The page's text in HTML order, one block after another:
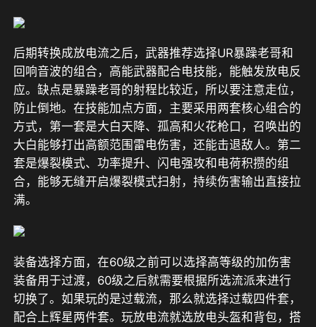
后期转换成放电流之后，武器推荐选择UR暴躁老哥和
回响音波的组合，高能武器配合电技能，能触发放电反
应。缺点是暴躁老哥的射程比较近，所以要注意走位，
防止倒地。在技能加点方面，主要采用两套核心组合的
方式，第一套是大白天降、孤高和火花枪口，召唤出的
大白能够打出高额范围雷电伤害，还能击退敌人。第二
套是爆裂模式、功率提升、闪电强攻和电荷积攒的组
合，能够无缝开启爆裂模式扫射，持续伤害输出直接拉
满。
装备选择方面，在60级之前可以选择高等级的加伤害
装备用于过渡，60级之后就需要根据所选流派来进行
切换了。如果玩的是过载流，那么就选择过载四件套，
配合上辉星两件套。玩放电流就选放电头盔和背包，搭